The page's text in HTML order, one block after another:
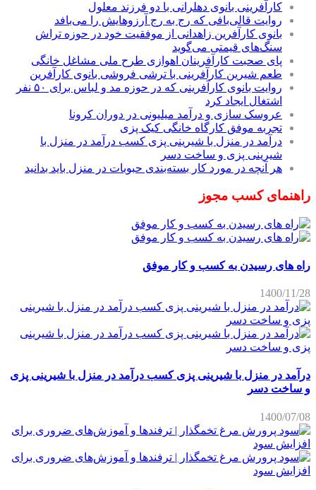
کارآفرینی بانوی دهلرانی با دو فرزند معلول
روایت قالی‌بافی که رج به رج آرزوهایش را می‌بافد
بانوی کارآفرین زاهدانی از موفقیت خود در حوزه تراش
سنگ‌های قیمتی می‌گوید
پای صحبت کارآفرینان اهوازی طرح ملی مشاغل خانگی
طعم شیرین کارآفرینی با ترشی فروشی بانوی کارآفرین
روایت بانوی کارآفرینی که در حوزه مد و لباس برای ۵۰ نفر
اشتغال ایجاد کرد
عروسک سازی و درآمد میلیونی در دوران کرونا
تجربه موفق کارگاه خانگی کیک پزی
درآمد در منزل با شیرینی پزی کسب درآمد در منزل با
شیرینی پزی و ساخت دسر
هر آنچه در مورد کار بسته‌بندی حبوبات در منزل باید بدانید
راهنمای کسب مجوز
راه های رسیدن به کسب و کار موفق
1400/11/28
درآمد در منزل با شیرینی پزی کسب درآمد در منزل با شیرینی پزی
و ساخت دسر
1400/07/08